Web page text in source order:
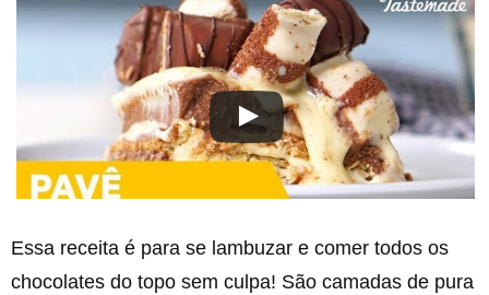
Essa receita é para se lambuzar e comer todos os
chocolates do topo sem culpa! São camadas de pura